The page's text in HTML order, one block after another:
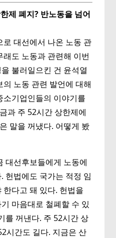
제 폐지? 반노동을 넘어
대선에서 나온 노동 관
도 노동과 관련해 이번
불러일으킨 건 윤석열
노동 관련 발언에 대해
소기업인들의 이야기를
과 주 52시간 상한제에
은 말을 꺼냈다. 어떻게 봤
대선후보들에게 노동에
헌법에도 국가는 적정 임
다고 돼 있다. 헌법을
마음대로 철폐할 수 있
를 꺼낸다. 주 52시간 상
시간도 길다. 지금은 산